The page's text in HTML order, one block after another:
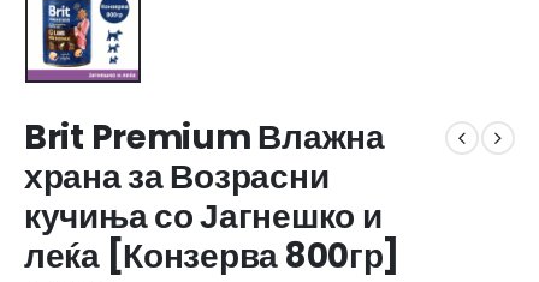
Brit Premium Влажна
храна за Возрасни
кучиња со Јагнешко и
леќа [Конзерва 800гр]